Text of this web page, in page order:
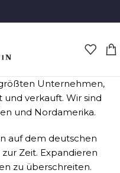
Unternehmen,
verkauft. Wir sind
und Nordamerika.
auf dem deutschen
Zeit. Expandieren
zu überschreiten.